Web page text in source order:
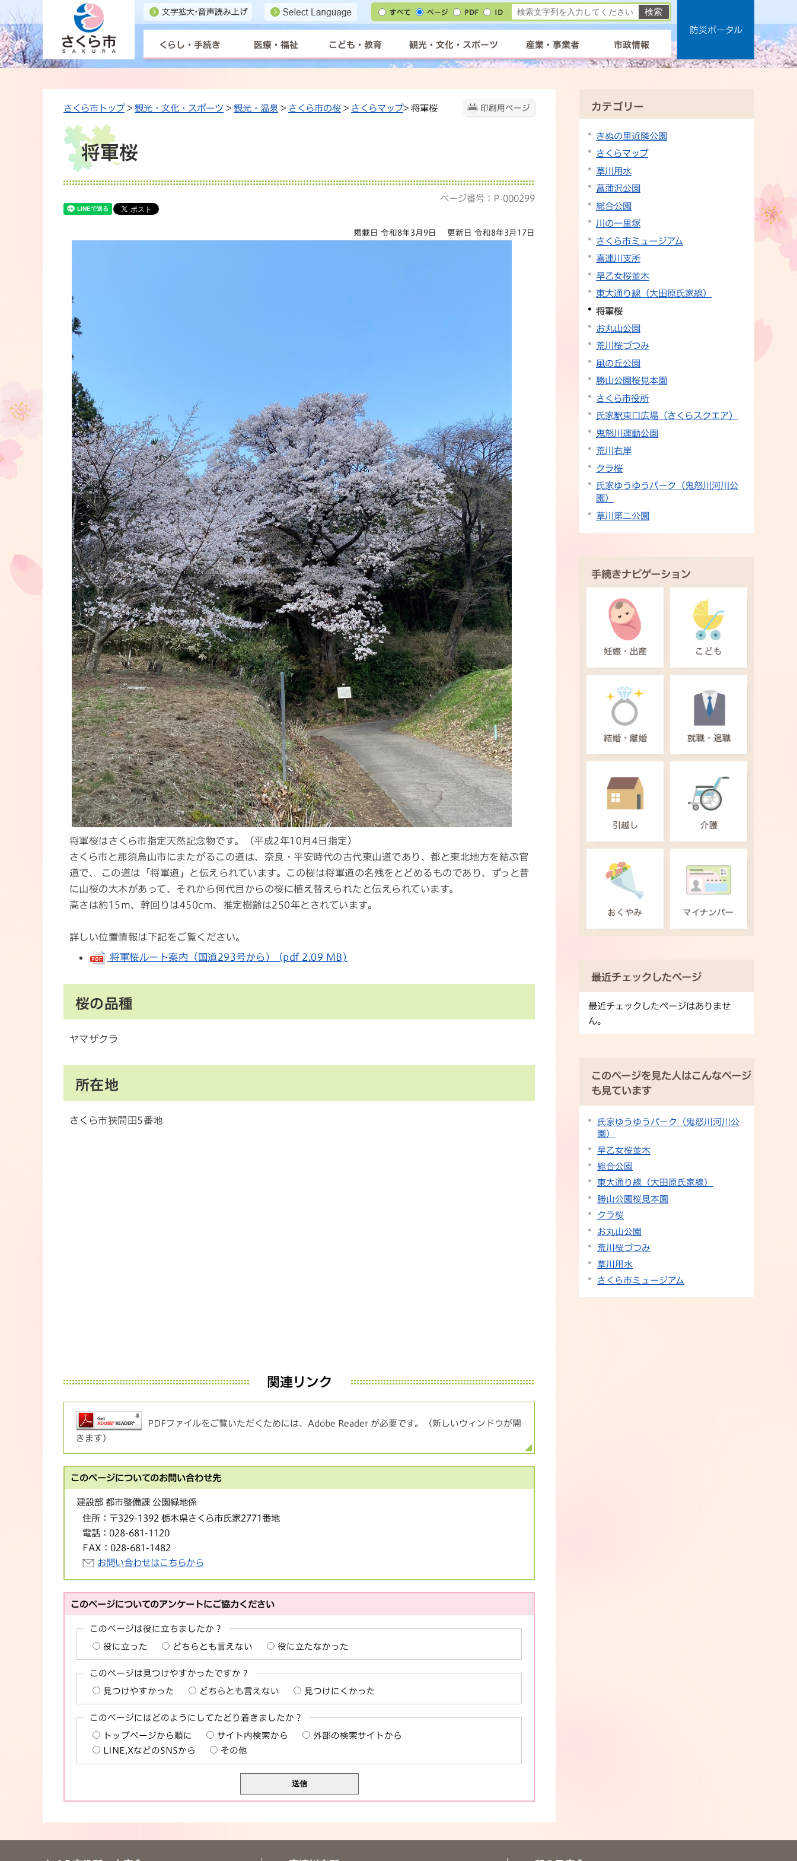
すべて ページ PDF ID
くらし・手続き 医療・福祉 こども・教育 観光・文化・スポーツ 産業・事業者 市政情報
防災ポータル
印刷用ページ
さくら市トップ> 観光・文化・スポーツ > 観光・温泉 > さくら市の桜 > さくらマップ> 将軍桜
将軍桜
ページ番号：P-000299
掲載日 令和8年3月9日 更新日 令和8年3月17日
将軍桜はさくら市指定天然記念物です。（平成2年10月4日指定）
さくら市と那須烏山市にまたがるこの道は、奈良・平安時代の古代東山道であり、都と東北地方を結ぶ官
道で、 この道は「将軍道」と伝えられています。この桜は将軍道の名残をとどめるものであり、ずっと昔
に山桜の大木があって、それから何代目からの桜に植え替えられたと伝えられています。
高さは約15m、幹回りは450cm、推定樹齢は250年とされています。
詳しい位置情報は下記をご覧ください。
将軍桜ルート案内（国道293号から） (pdf 2.09 MB)
桜の品種
ヤマザクラ
所在地
さくら市狭間田5番地
関連リンク
PDFファイルをご覧いただくためには、Adobe Reader が必要です。（新しいウィンドウが開
きます）
このページについてのお問い合わせ先
建設部 都市整備課 公園緑地係
住所： 〒329-1392 栃木県さくら市氏家2771番地
電話： 028-681-1120
FAX： 028-681-1482
お問い合わせはこちらから
このページについてのアンケートにご協力ください
このページは役に立ちましたか？
役に立った どちらとも言えない 役に立たなかった
このページは見つけやすかったですか？
見つけやすかった どちらとも言えない 見つけにくかった
このページにはどのようにしてたどり着きましたか？
トップページから順に サイト内検索から
外部の検索サイトから
LINE,XなどのSNSから
その他
カテゴリー
きぬの里近隣公園
さくらマップ
草川用水
菖蒲沢公園
総合公園
川の一里塚
さくら市ミュージアム
喜連川支所
早乙女桜並木
東大通り線（大田原氏家線）
将軍桜
お丸山公園
荒川桜づつみ
風の丘公園
勝山公園桜見本園
さくら市役所
氏家駅東口広場（さくらスクエア）
鬼怒川運動公園
荒川右岸
クラ桜
氏家ゆうゆうパーク（鬼怒川河川公
園）
草川第二公園
手続きナビゲーション
最近チェックしたページ
最近チェックしたページはありませ
ん。
このページを見た人はこんなページ
も見ています
氏家ゆうゆうパーク（鬼怒川河川公
園）
早乙女桜並木
総合公園
東大通り線（大田原氏家線）
勝山公園桜見本園
クラ桜
お丸山公園
荒川桜づつみ
草川用水
さくら市ミュージアム